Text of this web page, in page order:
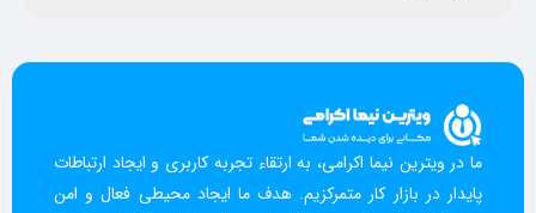
ما در ویترین نیما اکرامی، به ارتقاء تجربه کاربری و ایجاد ارتباطات
پایدار در بازار کار متمرکزیم. هدف ما ایجاد محیطی فعال و امن